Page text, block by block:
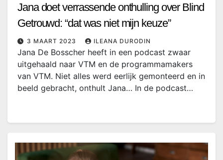
Jana doet verrassende onthulling over Blind
Getrouwd: “dat was niet mijn keuze”
3 MAART 2023 ILEANA DURODIN
Jana De Bosscher heeft in een podcast zwaar
uitgehaald naar VTM en de programmamakers
van VTM. Niet alles werd eerlijk gemonteerd en in
beeld gebracht, onthult Jana… In de podcast…